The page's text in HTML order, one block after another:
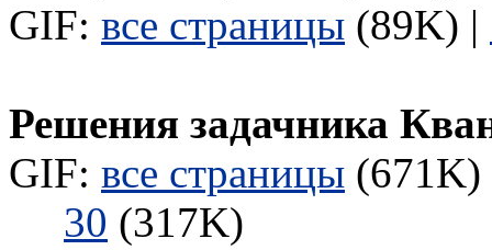
GIF: все страницы (89K) |
Решения задачника
GIF: все страницы
30 (317K)